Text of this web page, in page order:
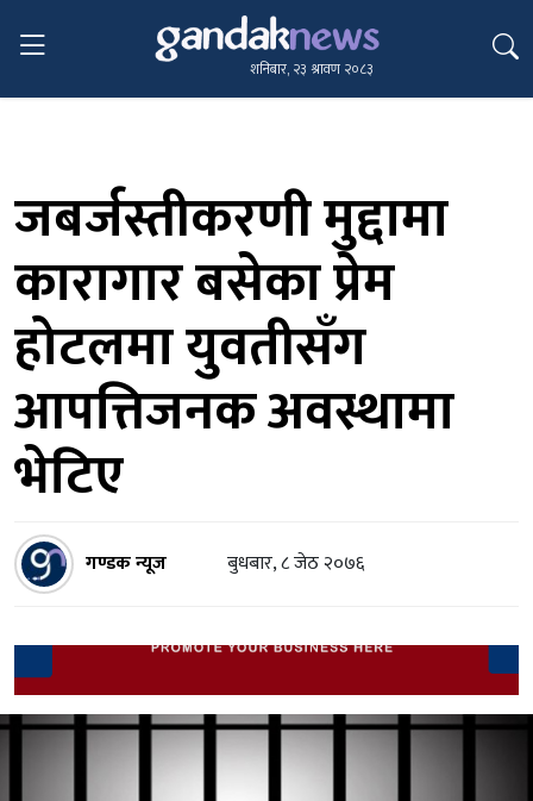
शनिबार, २३ श्रावण २०८३
जबर्जस्तीकरणी मुद्दामा
कारागार बसेका प्रेम
होटलमा युवतीसँग
आपत्तिजनक अवस्थामा
भेटिए
गण्डक न्यूज बुधबार, ८ जेठ २०७६